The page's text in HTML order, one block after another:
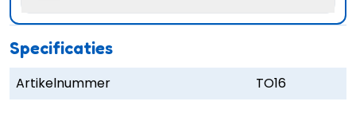
Specificaties
Artikelnummer TO16